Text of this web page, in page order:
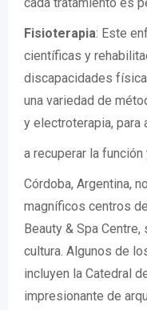
Fisioterapia: Este
científicas y
discapacidades
una variedad de
y electroterapia, para
a recuperar la
Córdoba, Argentina,
magníficos centros
Beauty & Spa
cultura. Algunos de
incluyen la Catedral
impresionante de